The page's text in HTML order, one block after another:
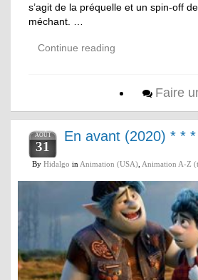
s’agit de la préquelle et un spin-off
méchant. …
Continue reading
Faire
AOÛT
31
En avant (2020) * * *
By Hidalgo in Animation (USA) Animation A-Z